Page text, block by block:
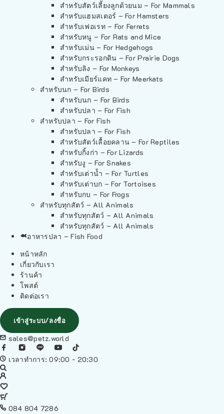
สำหรับสัตว์เลี้ยงลูกด้วยนม – For Mammals
สำหรับแฮมสเตอร์ – For Hamsters
สำหรับเฟอเรท – For Ferrets
สำหรับหนู – For Rats and Mice
สำหรับเม่น – For Hedgehogs
สำหรับกระรอกดิน – For Prairie Dogs
สำหรับลิง – For Monkeys
สำหรับเมียร์แคท – For Meerkats
สำหรับนก – For Birds
สำหรับนก – For Birds
สำหรับปลา – For Fish
สำหรับปลา – For Fish
สำหรับปลา – For Fish
สำหรับสัตว์เลื้อยคลาน – For Reptiles
สำหรับกิ้งก่า – For Lizards
สำหรับงู – For Snakes
สำหรับเต่าน้ำ – For Turtles
สำหรับเต่าบก – For Tortoises
สำหรับกบ – For Frogs
สำหรับทุกสัตว์ – All Animals
สำหรับทุกสัตว์ – All Animals
สำหรับทุกสัตว์ – All Animals
อาหารปลา – Fish Food
หน้าหลัก
เกี่ยวกับเรา
ร้านค้า
โพสต์
ติดต่อเรา
เข้าสู่ระบบ/ลงชื่อ
sales@petz.world
เวลาทำการ: 09:00 - 20:30
084 804 7286